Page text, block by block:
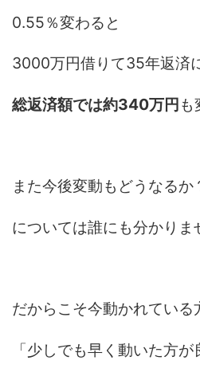
0.55％変わると
3000万円借りて35年返済
総返済額では約340万円も
また今後変動もどうなるか
については誰にも分かりま
だからこそ今動かれている
「少しでも早く動いた方が